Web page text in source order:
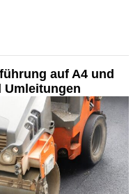
auf A4 und
Umleitungen